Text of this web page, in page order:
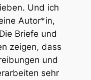
Und ich
Autor*in,
Briefe und
zeigen, dass
und
sehr